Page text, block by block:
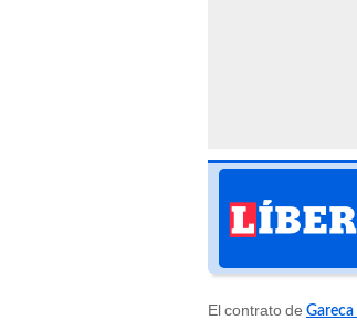
El contrato de Gareca